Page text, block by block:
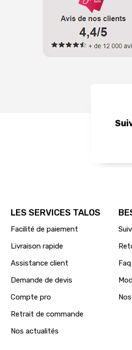
LES SERVICES TALOS
Facilité de paiement
Livraison rapide
Assistance client
Demande de devis
Compte pro
Retrait de commande
Nos actualités
Faq